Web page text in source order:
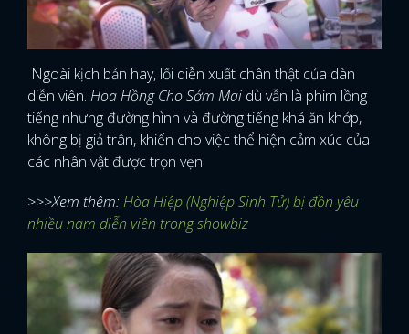
Ngoài kịch bản hay, lối diễn xuất chân thật của dàn
diễn viên. Hoa Hồng Cho Sớm Mai dù vẫn là phim lồng
tiếng nhưng đường hình và đường tiếng khá ăn khớp,
không bị giả trân, khiến cho việc thể hiện cảm xúc của
các nhân vật được trọn vẹn.
>>>Xem thêm:Hòa Hiệp (Nghiệp Sinh Tử) bị đồn yêu
nhiều nam diễn viên trong showbiz